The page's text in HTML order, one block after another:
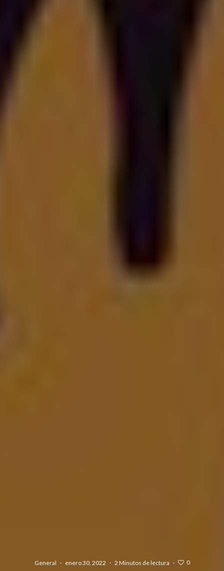
General · enero 30, 2022 · 2 Minutos de lectura · 0